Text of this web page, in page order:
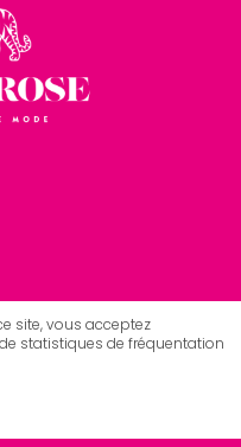
site, vous acceptez
statistiques de fréquentation